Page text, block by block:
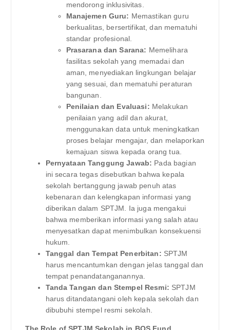
mendorong inklusivitas.
Manajemen Guru: Memastikan guru
berkualitas, bersertifikat, dan mematuhi
standar profesional.
Prasarana dan Sarana: Memelihara
fasilitas sekolah yang memadai dan
aman, menyediakan lingkungan belajar
yang sesuai, dan mematuhi peraturan
bangunan.
Penilaian dan Evaluasi: Melakukan
penilaian yang adil dan akurat,
menggunakan data untuk meningkatkan
proses belajar mengajar, dan melaporkan
kemajuan siswa kepada orang tua.
Pernyataan Tanggung Jawab: Pada bagian
ini secara tegas disebutkan bahwa kepala
sekolah bertanggung jawab penuh atas
kebenaran dan kelengkapan informasi yang
diberikan dalam SPTJM. Ia juga mengakui
bahwa memberikan informasi yang salah atau
menyesatkan dapat menimbulkan konsekuensi
hukum.
Tanggal dan Tempat Penerbitan: SPTJM
harus mencantumkan dengan jelas tanggal dan
tempat penandatanganannya.
Tanda Tangan dan Stempel Resmi: SPTJM
harus ditandatangani oleh kepala sekolah dan
dibubuhi stempel resmi sekolah.